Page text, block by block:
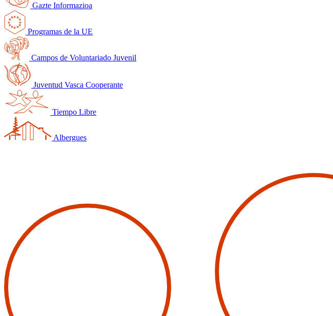
Gazte Informazioa
Programas de la UE
Campos de Voluntariado Juvenil
Juventud Vasca Cooperante
Tiempo Libre
Albergues